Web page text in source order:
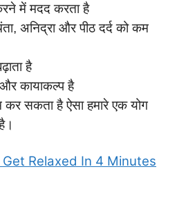
में मदद करता है
अनिद्रा और पीठ दर्द को कम
है
कायाकल्प है
सकता है ऐसा हमारे एक योग
Get Relaxed In 4 Minutes